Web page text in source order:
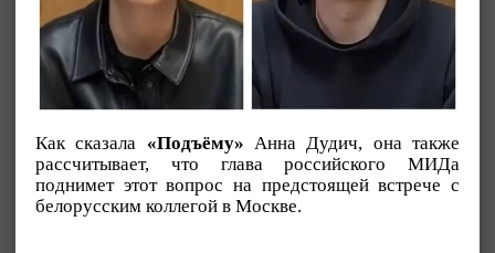
Как сказала «Подъёму» Анна Дудич, она также
рассчитывает, что глава российского МИДа
поднимет этот вопрос на предстоящей встрече с
белорусским коллегой в Москве.